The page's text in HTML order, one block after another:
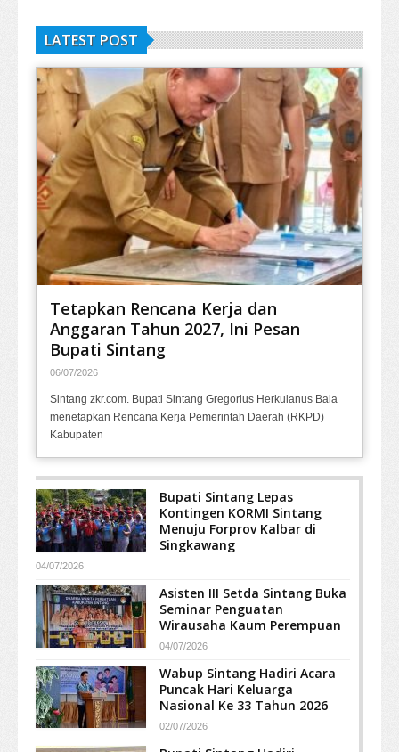
LATEST POST
Tetapkan Rencana Kerja dan
Anggaran Tahun 2027, Ini Pesan
Bupati Sintang
06/07/2026
Sintang zkr.com. Bupati Sintang Gregorius Herkulanus Bala
menetapkan Rencana Kerja Pemerintah Daerah (RKPD)
Kabupaten
Bupati Sintang Lepas
Kontingen KORMI Sintang
Menuju Forprov Kalbar di
Singkawang
04/07/2026
Asisten III Setda Sintang Buka
Seminar Penguatan
Wirausaha Kaum Perempuan
04/07/2026
Wabup Sintang Hadiri Acara
Puncak Hari Keluarga
Nasional Ke 33 Tahun 2026
02/07/2026